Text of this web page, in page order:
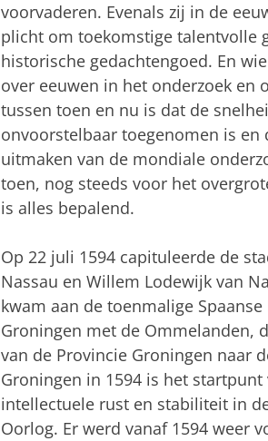
voorvaderen. Evenals zij in de
plicht om toekomstige talentvolle
historische gedachtengoed. En
over eeuwen in het onderzoek en
tussen toen en nu is dat de
onvoorstelbaar toegenomen is
uitmaken van de mondiale
toen, nog steeds voor het
is alles bepalend.
Op 22 juli 1594 capituleerde de
Nassau en Willem Lodewijk van
kwam aan de toenmalige
Groningen met de Ommelanden,
van de Provincie Groningen naar
Groningen in 1594 is het
intellectuele rust en stabiliteit in
Oorlog. Er werd vanaf 1594 weer